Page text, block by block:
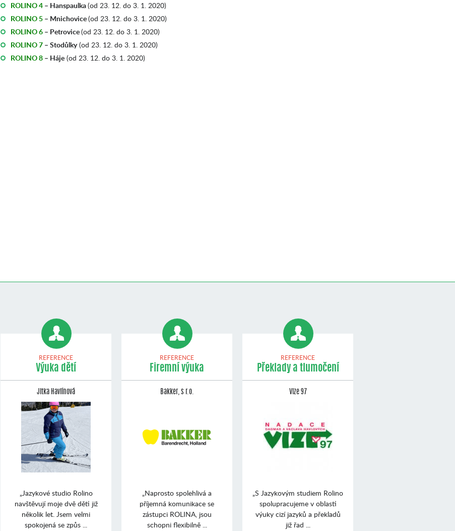
ROLINO4 – Hanspaulka(od 23. 12. do 3. 1. 2020)
ROLINO5 – Mnichovice(od 23. 12. do 3. 1. 2020)
ROLINO6 – Petrovice(od 23. 12. do 3. 1. 2020)
ROLINO7 – Stodůlky(od 23. 12. do 3. 1. 2020)
ROLINO8 – Háje (od 23. 12. do 3. 1. 2020)
REFERENCE
Výuka dětí
Jitka Havlínová
„Jazykové studio Rolino
navštěvují moje dvě děti již
několik let. Jsem velmi
spokojená se způs ...
REFERENCE
Firemní výuka
Bakker, s r.o.
„Naprosto spolehlivá a
příjemná komunikace se
zástupci ROLINA, jsou
schopni flexibilně ...
REFERENCE
Překlady a tlumočení
Vize 97
„S Jazykovým studiem Rolino
spolupracujeme v oblasti
výuky cizí jazyků a překladů
již řad ...